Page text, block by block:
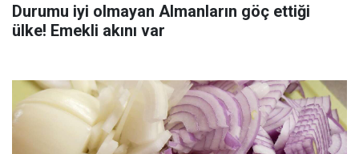
Durumu iyi olmayan Almanların göç ettiği
ülke! Emekli akını var